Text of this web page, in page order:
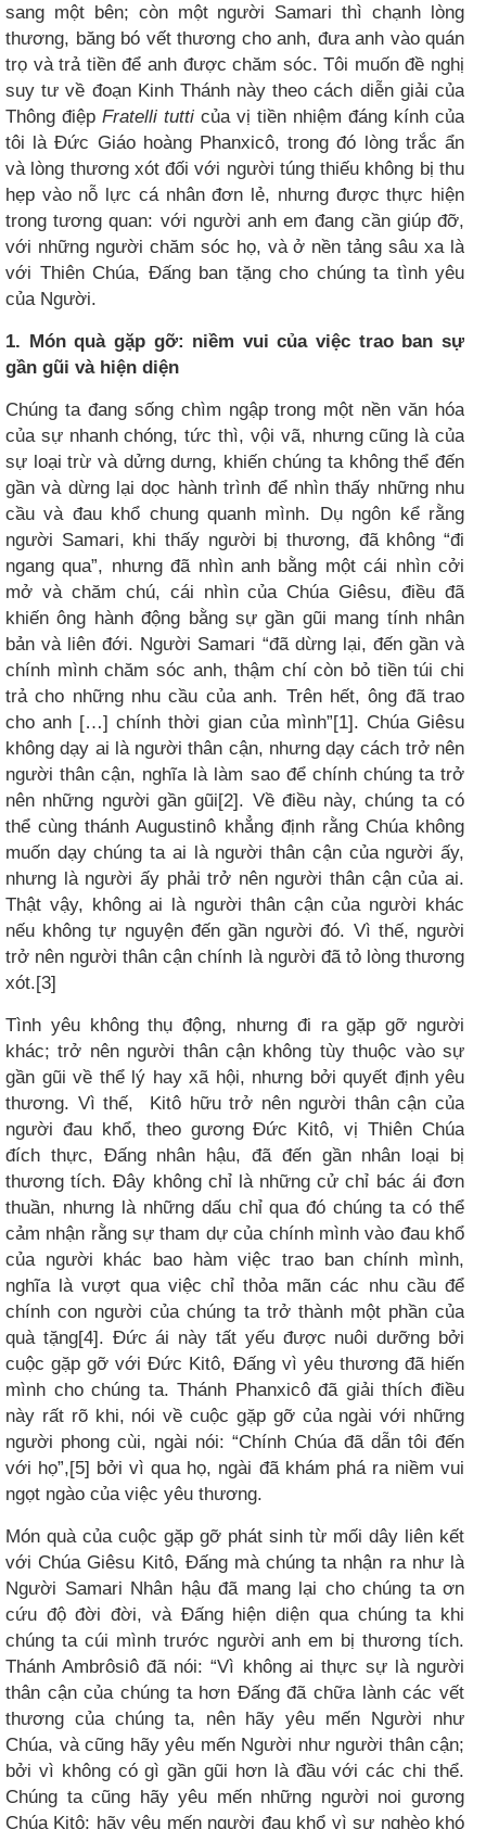
sang một bên; còn một người Samari thì chạnh lòng
thương, băng bó vết thương cho anh, đưa anh vào quán
trọ và trả tiền để anh được chăm sóc. Tôi muốn đề nghị
suy tư về đoạn Kinh Thánh này theo cách diễn giải của
Thông điệp Fratelli tutti của vị tiền nhiệm đáng kính của
tôi là Đức Giáo hoàng Phanxicô, trong đó lòng trắc ẩn
và lòng thương xót đối với người túng thiếu không bị thu
hẹp vào nỗ lực cá nhân đơn lẻ, nhưng được thực hiện
trong tương quan: với người anh em đang cần giúp đỡ,
với những người chăm sóc họ, và ở nền tảng sâu xa là
với Thiên Chúa, Đấng ban tặng cho chúng ta tình yêu
của Người.
1. Món quà gặp gỡ: niềm vui của việc trao ban sự
gần gũi và hiện diện
Chúng ta đang sống chìm ngập trong một nền văn hóa
của sự nhanh chóng, tức thì, vội vã, nhưng cũng là của
sự loại trừ và dửng dưng, khiến chúng ta không thể đến
gần và dừng lại dọc hành trình để nhìn thấy những nhu
cầu và đau khổ chung quanh mình. Dụ ngôn kể rằng
người Samari, khi thấy người bị thương, đã không “đi
ngang qua”, nhưng đã nhìn anh bằng một cái nhìn cởi
mở và chăm chú, cái nhìn của Chúa Giêsu, điều đã
khiến ông hành động bằng sự gần gũi mang tính nhân
bản và liên đới. Người Samari “đã dừng lại, đến gần và
chính mình chăm sóc anh, thậm chí còn bỏ tiền túi chi
trả cho những nhu cầu của anh. Trên hết, ông đã trao
cho anh […] chính thời gian của mình”[1]. Chúa Giêsu
không dạy ai là người thân cận, nhưng dạy cách trở nên
người thân cận, nghĩa là làm sao để chính chúng ta trở
nên những người gần gũi[2]. Về điều này, chúng ta có
thể cùng thánh Augustinô khẳng định rằng Chúa không
muốn dạy chúng ta ai là người thân cận của người ấy,
nhưng là người ấy phải trở nên người thân cận của ai.
Thật vậy, không ai là người thân cận của người khác
nếu không tự nguyện đến gần người đó. Vì thế, người
trở nên người thân cận chính là người đã tỏ lòng thương
xót.[3]
Tình yêu không thụ động, nhưng đi ra gặp gỡ người
khác; trở nên người thân cận không tùy thuộc vào sự
gần gũi về thể lý hay xã hội, nhưng bởi quyết định yêu
thương. Vì thế,
Kitô hữu trở nên người thân cận của
người đau khổ, theo gương Đức Kitô, vị Thiên Chúa
đích thực, Đấng nhân hậu, đã đến gần nhân loại bị
thương tích. Đây không chỉ là những cử chỉ bác ái đơn
thuần, nhưng là những dấu chỉ qua đó chúng ta có thể
cảm nhận rằng sự tham dự của chính mình vào đau khổ
của người khác bao hàm việc trao ban chính mình,
nghĩa là vượt qua việc chỉ thỏa mãn các nhu cầu để
chính con người của chúng ta trở thành một phần của
quà tặng[4]. Đức ái này tất yếu được nuôi dưỡng bởi
cuộc gặp gỡ với Đức Kitô, Đấng vì yêu thương đã hiến
mình cho chúng ta. Thánh Phanxicô đã giải thích điều
này rất rõ khi, nói về cuộc gặp gỡ của ngài với những
người phong cùi, ngài nói: “Chính Chúa đã dẫn tôi đến
với họ”,[5] bởi vì qua họ, ngài đã khám phá ra niềm vui
ngọt ngào của việc yêu thương.
Món quà của cuộc gặp gỡ phát sinh từ mối dây liên kết
với Chúa Giêsu Kitô, Đấng mà chúng ta nhận ra như là
Người Samari Nhân hậu đã mang lại cho chúng ta ơn
cứu độ đời đời, và Đấng hiện diện qua chúng ta khi
chúng ta cúi mình trước người anh em bị thương tích.
Thánh Ambrôsiô đã nói: “Vì không ai thực sự là người
thân cận của chúng ta hơn Đấng đã chữa lành các vết
thương của chúng ta, nên hãy yêu mến Người như
Chúa, và cũng hãy yêu mến Người như người thân cận;
bởi vì không có gì gần gũi hơn là đầu với các chi thể.
Chúng ta cũng hãy yêu mến những người noi gương
Chúa Kitô: hãy yêu mến người đau khổ vì sự nghèo khó